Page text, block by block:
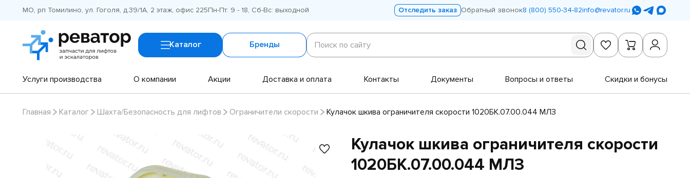
МО, рп Томилино, ул. Гоголя, д.39/1А, 2 этаж, офис 225Пн-Пт: 9 - 18, Сб-Вс: выходной Отследить заказ Обратный звонок8 (800) 550-34-82info@revator.ru
Каталог Бренды
Поиск
по
сайту
Поиск по сайту
Услуги производства О компании Акции Доставка и оплата Контакты Документы Вопросы и ответы Скидки и бонусы
Главная Каталог Шахта/Безопасность для лифтов Ограничители скорости Кулачок шкива ограничителя скорости 1020БК.07.00.044 МЛЗ
Кулачок шкива ограничителя скорости
1020БК.07.00.044 МЛЗ